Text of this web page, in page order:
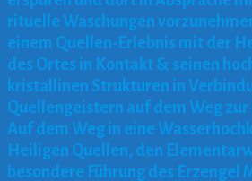
rituelle Waschungen
einem Quellen-Erlebnis mit der
des Ortes in Kontakt & seinen
kristallinen Strukturen in
Quellengeistern auf dem Weg
Auf dem Weg in eine
Heiligen Quellen, den
besondere Führung des Erzengel